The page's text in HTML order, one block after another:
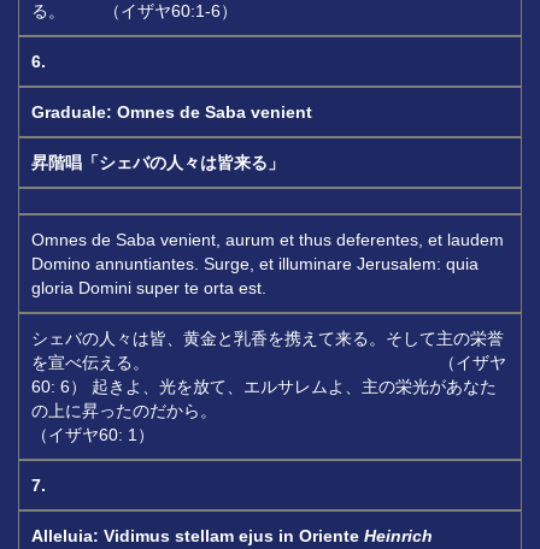
る。 （イザヤ60:1-6）
6.
Graduale: Omnes de Saba venient
昇階唱「シェバの人々は皆来る」
Omnes de Saba venient, aurum et thus deferentes, et laudem
Domino annuntiantes. Surge, et illuminare Jerusalem: quia
gloria Domini super te orta est.
シェバの人々は皆、黄金と乳香を携えて来る。そして主の栄誉
を宣べ伝える。 （イザヤ
60: 6） 起きよ、光を放て、エルサレムよ、主の栄光があなた
の上に昇ったのだから。
（イザヤ60: 1）
7.
Alleluia: Vidimus stellam ejus in Oriente Heinrich